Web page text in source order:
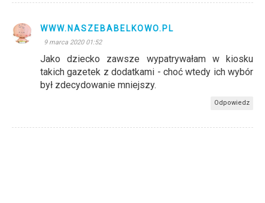
WWW.NASZEBABELKOWO.PL
9 marca 2020 01:52
Jako dziecko zawsze wypatrywałam w kiosku
takich gazetek z dodatkami - choć wtedy ich wybór
był zdecydowanie mniejszy.
Odpowiedz